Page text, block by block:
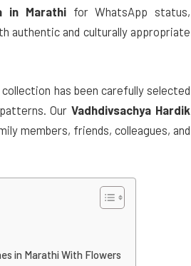
in Marathifor WhatsApp status,
authentic and culturally appropriate
has been carefully selected
OurVadhdivsachya Hardik
members, friends, colleagues, and
in Marathi With Flowers